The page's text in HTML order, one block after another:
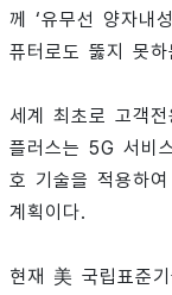
께 ‘유무선 양자내
퓨터로도 뚫지 못
세계 최초로 고객
플러스는 5G 서비
호 기술을 적용하
계획이다.
현재 美 국립표준